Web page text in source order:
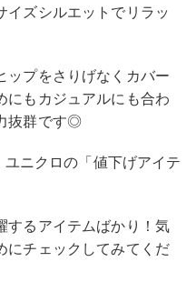
イズシルエットでリラッ
ップをさりげなくカバー
にもカジュアルにも合わ
抜群です◎
ニクロの「値下げアイテ
するアイテムばかり！気
にチェックしてみてくだ